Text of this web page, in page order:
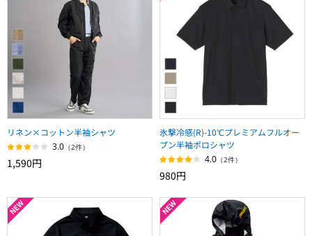
リネン×コットン半袖シャツ
3.0 （2件）
1,590円
氷撃冷感(R)-10℃プレミアムフルオー
プン半袖ポロシャツ
4.0 （2件）
980円